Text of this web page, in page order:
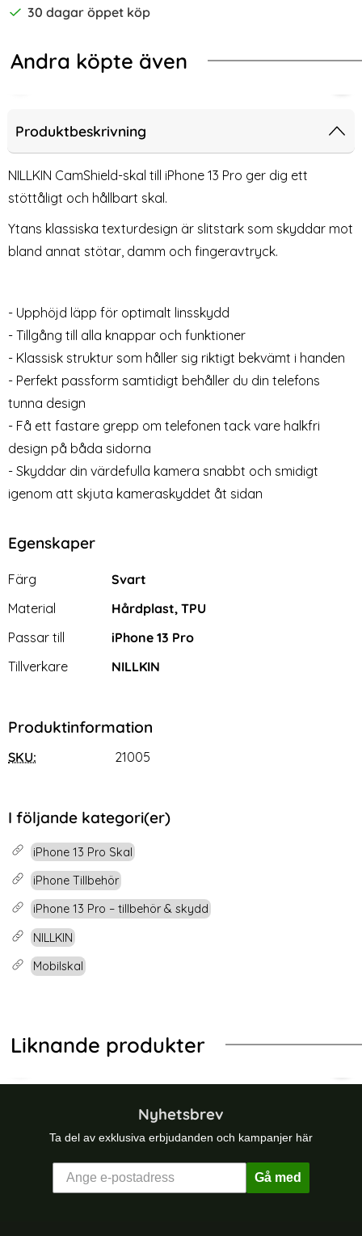
30 dagar öppet köp
Andra köpte även
Pro+ Aluminium Blå
13 Pro / 13 Pro Max Linsskydd Pro+ Aluminium Blå
iPhone 13 Pro Skärmskydd i
Härdat glas - 2-PACK
Art. nr 21206
rea pris
49 krtidigare pris
299 kr
Tillgänglighet:
Lagervara
Köp
13 Pro Skärmskydd i Härdat glas - 2-PACK
iPhone 13 Pro Skärmskydd i
iPhone 14 / 13 / 13 Pro - 2-
PACK Skärmskydd I Härdat
Glas
Art. nr 20497
rea pris
69 kr
Tillgänglighet:
Lagervara
iPhone 14 / 13 / 13 Pro - 2-
iPhone 14 /
Produktbeskrivning
NILLKIN CamShield-skal till iPhone 13 Pro ger dig ett
stöttåligt och hållbart skal.
Ytans klassiska texturdesign är slitstark som skyddar mot
bland annat stötar, damm och fingeravtryck.
- Upphöjd läpp för optimalt linsskydd
- Tillgång till alla knappar och funktioner
- Klassisk struktur som håller sig riktigt bekvämt i handen
- Perfekt passform samtidigt behåller du din telefons
tunna design
- Få ett fastare grepp om telefonen tack vare halkfri
design på båda sidorna
- Skyddar din värdefulla kamera snabbt och smidigt
igenom att skjuta kameraskyddet åt sidan
Egenskaper
Egenskaper/attribut för denna produkt
Attribut
Färg
Svart
Material
Hårdplast, TPU
Passar till
iPhone 13 Pro
Tillverkare
NILLKIN
Produktinformation
SKU: 21005
I följande kategori(er)
iPhone 13 Pro Skal
iPhone Tillbehör
iPhone 13 Pro – tillbehör & skydd
NILLKIN
Mobilskal
Liknande produkter
iPhone 14 Pro Skal CamShield Pro GrönNILLKIN iPhone 14 Pro Max Skal
Nyhetsbrev
Ta del av exklusiva erbjudanden och kampanjer här
Gå med